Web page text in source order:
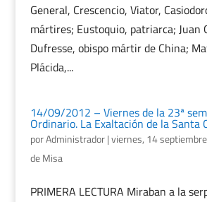
General, Crescencio, Viator,
mártires; Eustoquio, patriarca; Juan
Dufresse, obispo mártir de China;
Plácida,...
14/09/2012 – Viernes de la 23ª
Ordinario. La Exaltación de la Santa
porAdministrador|viernes, 14
de Misa
PRIMERA LECTURA Miraban a la